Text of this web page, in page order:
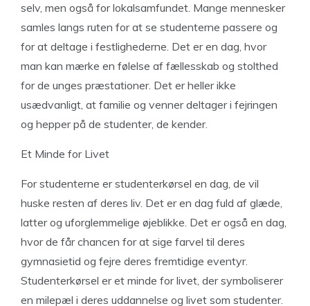
selv, men også for lokalsamfundet. Mange mennesker
samles langs ruten for at se studenterne passere og
for at deltage i festlighederne. Det er en dag, hvor
man kan mærke en følelse af fællesskab og stolthed
for de unges præstationer. Det er heller ikke
usædvanligt, at familie og venner deltager i fejringen
og hepper på de studenter, de kender.
Et Minde for Livet
For studenterne er studenterkørsel en dag, de vil
huske resten af deres liv. Det er en dag fuld af glæde,
latter og uforglemmelige øjeblikke. Det er også en dag,
hvor de får chancen for at sige farvel til deres
gymnasietid og fejre deres fremtidige eventyr.
Studenterkørsel er et minde for livet, der symboliserer
en milepæl i deres uddannelse og livet som studenter.